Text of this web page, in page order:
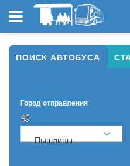
ПОИСК АВТОБУСА
Город отправления
Пышлицы